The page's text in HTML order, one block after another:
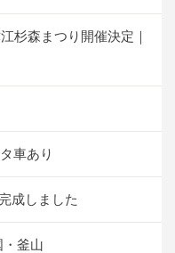
杉森まつり開催決定｜
車あり
成しました
釜山